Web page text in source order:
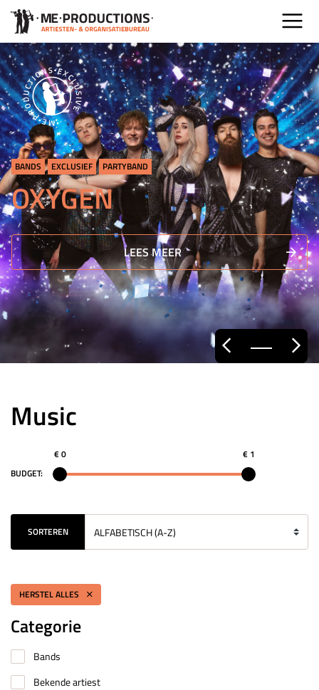
BANDS EXCLUSIEF PARTYBAND
OXYGEN
LEES MEER
Music
BUDGET:
€ 0 € 1
SORTEREN
HERSTEL ALLES
Categorie
Bands
Bekende artiest